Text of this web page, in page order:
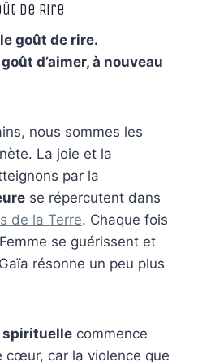
de Rire
goût de rire.
d’aimer, à nouveau
nous sommes les
La joie et la
par la
se répercutent dans
de la Terre. Chaque fois
se guérissent et
résonne un peu plus
spirituelle commence
cœur, car la violence que